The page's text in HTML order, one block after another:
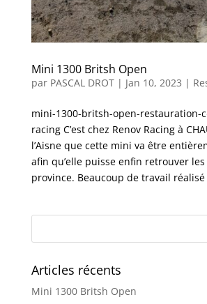
Mini 1300 Britsh Open
par PASCAL DROT| Jan 10, 2023 |
mini-1300-britsh-open-restauration-
racing C’est chez Renov Racing à
l’Aisne que cette mini va être
afin qu’elle puisse enfin retrouver
province. Beaucoup de travail
Articles récents
Mini 1300 Britsh Open